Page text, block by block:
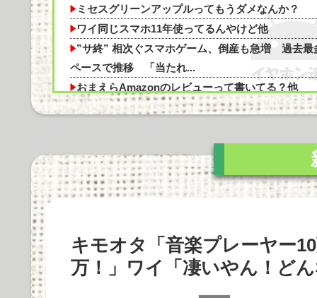
に他
シャウエッセン公式、こういうのでいいんだ
シカ「全部喰った」 祭り中止
おまえらAmazonのレビューって書いてる？
Powered by livedoor 相互RSS
ミセスグリーンアップルってもうダメなんか？
ワイ同じスマホ11年使ってるんやけど他
”サ終” 相次ぐスマホゲーム、倒産も急増 過去最
ペースで推移 「当たれ...
おまえらAmazonのレビューって書いてる？他
PCゲーム「まず20万円以上のPCを買います」←
Apple Vision Proの音質や機能性、使用感を徹底
剖！価格の...
Marantz MODEL M1とSTEREO 70sの比較：どち
た音質とデザイン...
COREIR AL ALLOYの実際の使用感と評価まとめ
キモオタ「音楽プレーヤー
万！」ワイ「凄いやん！ど